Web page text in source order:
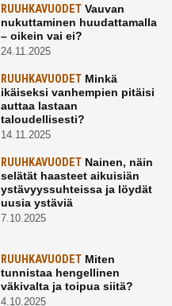
RUUHKAVUODETVauvan
nukuttaminen huudattamalla
– oikein vai ei?
24.11.2025
RUUHKAVUODETMinkä
ikäiseksi vanhempien pitäisi
auttaa lastaan
taloudellisesti?
14.11.2025
RUUHKAVUODETNainen, näin
selätät haasteet aikuisiän
ystävyyssuhteissa ja löydät
uusia ystäviä
7.10.2025
RUUHKAVUODETMiten
tunnistaa hengellinen
väkivalta ja toipua siitä?
4.10.2025